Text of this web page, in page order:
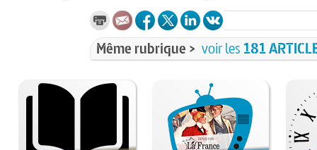
Même rubrique > voir les 181